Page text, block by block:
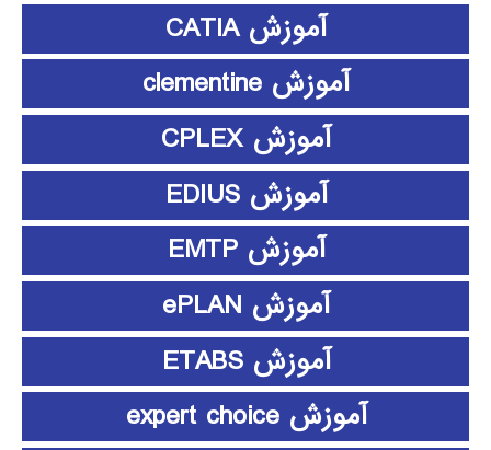
آموزش CATIA
آموزش clementine
آموزش CPLEX
آموزش EDIUS
آموزش EMTP
آموزش ePLAN
آموزش ETABS
آموزش expert choice